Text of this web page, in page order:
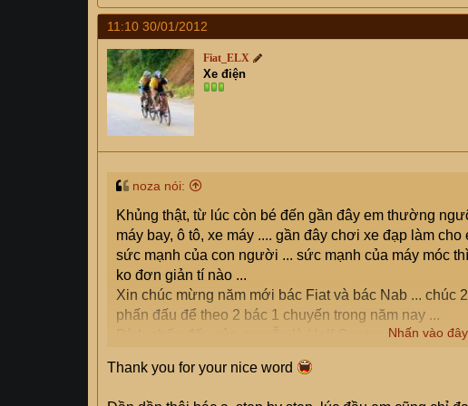
11:10 30/01/2012
Fiat_ELX
Xe điện
noza nói:
Khủng thật, từ lúc còn bé đến gần đây em thường
máy bay, ô tô, xe máy .... gần đây chơi xe đạp làm
sức mạnh của con người ... sức mạnh của máy móc
ko đơn giản tí nào ...
Xin chúc mừng năm mới bác Fiat và bác Nab ... chúc
phấn đấu để theo 2 bác 1 chuyến trong năm nay ...
Đích phấn đấu của em vẫn là Half Century thôi ...
Nhấn vào
Thank you for your nice word